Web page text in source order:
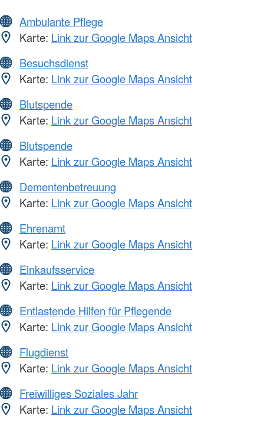
Ambulante Pflege
Karte: Link zur Google Maps Ansicht
Besuchsdienst
Karte: Link zur Google Maps Ansicht
Blutspende
Karte: Link zur Google Maps Ansicht
Blutspende
Karte: Link zur Google Maps Ansicht
Dementenbetreuung
Karte: Link zur Google Maps Ansicht
Ehrenamt
Karte: Link zur Google Maps Ansicht
Einkaufsservice
Karte: Link zur Google Maps Ansicht
Entlastende Hilfen für Pflegende
Karte: Link zur Google Maps Ansicht
Flugdienst
Karte: Link zur Google Maps Ansicht
Freiwilliges Soziales Jahr
Karte: Link zur Google Maps Ansicht